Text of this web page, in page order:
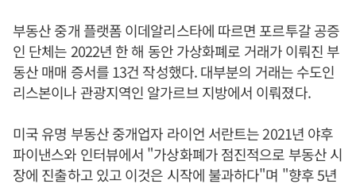
부동산 중개 플랫폼 이데알리스타에 따르면 포르투갈 공증
인 단체는 2022년 한 해 동안 가상화폐로 거래가 이뤄진 부
동산 매매 증서를 13건 작성했다. 대부분의 거래는 수도인
리스본이나 관광지역인 알가르브 지방에서 이뤄졌다.
미국 유명 부동산 중개업자 라이언 서란트는 2021년 야후
파이낸스와 인터뷰에서 "가상화폐가 점진적으로 부동산 시
장에 진출하고 있고 이것은 시작에 불과하다"며 "향후 5년